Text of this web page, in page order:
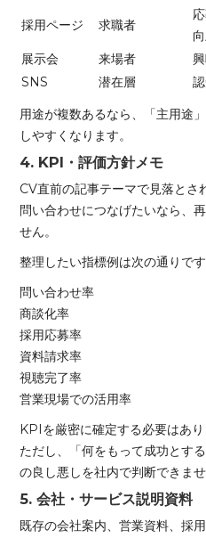
採用ページ 求職者
展示会
来場者
SNS
潜在層
用途が複数あるなら、「主用途
しやすくなります。
4. KPI・評価方針メモ
CV直前の記事テーマで見落とさ
問い合わせにつなげたいなら、
せん。
整理したい指標例は次の通りです
問い合わせ率
商談化率
採用応募率
資料請求率
視聴完了率
営業現場での活用率
KPIを厳密に確定する必要はあり
ただし、「何をもって成功とす
の良し悪しを社内で判断できませ
5. 会社・サービス説明資料
既存の会社案内、営業資料、採